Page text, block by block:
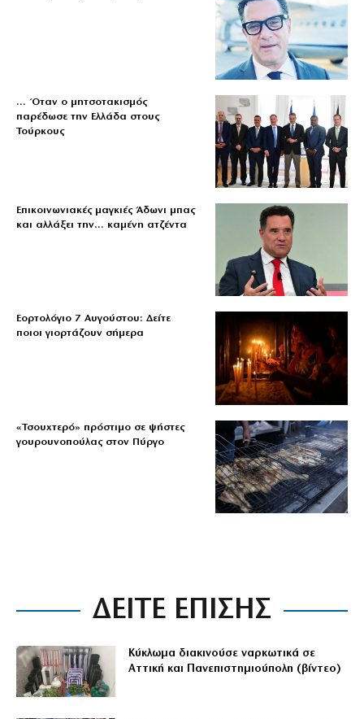
… Όταν ο μητσοτακισμός
παρέδωσε την Ελλάδα στους
Τούρκους
Επικοινωνιακές μαγκιές Άδωνι μπας
και αλλάξει την… καμένη ατζέντα
Εορτολόγιο 7 Αυγούστου: Δείτε
ποιοι γιορτάζουν σήμερα
«Τσουχτερό» πρόστιμο σε ψήστες
γουρουνοπούλας στον Πύργο
ΔΕΙΤΕ ΕΠΙΣΗΣ
Κύκλωμα διακινούσε ναρκωτικά σε
Αττική και Πανεπιστημιούπολη (βίντεο)